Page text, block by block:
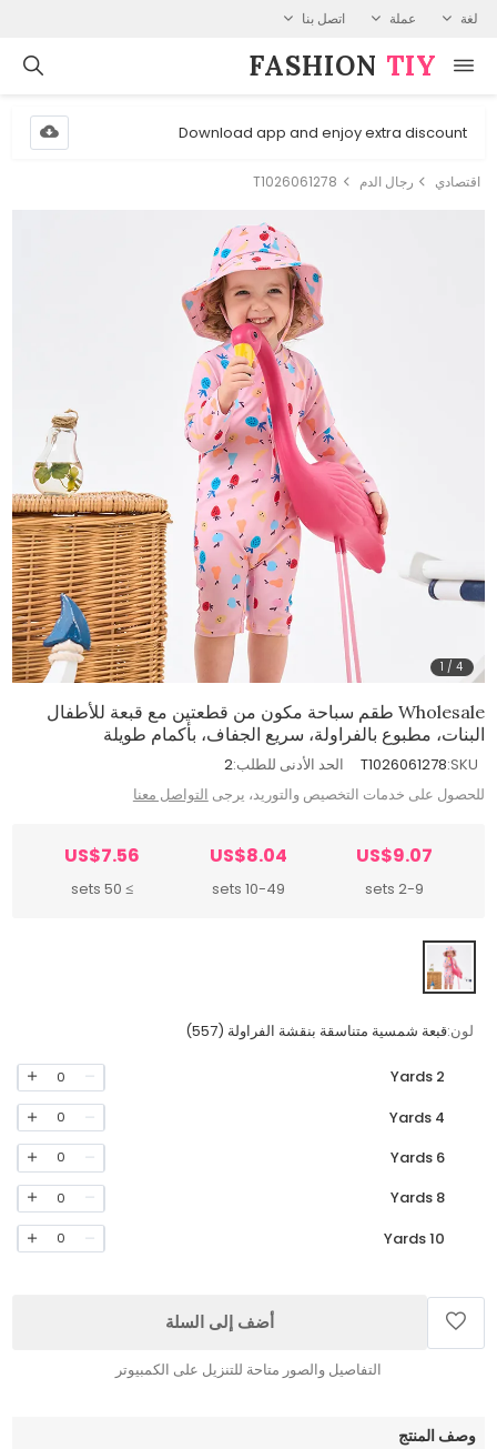
لغة عملة اتصل بنا
FASHION⁠ TIY
Download app and enjoy extra discount
اقتصادي رجال الدم T1026061278
1 /4
Wholesale طقم سباحة مكون من قطعتين مع قبعة للأطفال
البنات، مطبوع بالفراولة، سريع الجفاف، بأكمام طويلة
SKU:
T1026061278 الحد الأدنى للطلب:2
للحصول على خدمات التخصيص والتوريد، يرجى التواصل معنا
US$9.07
2-9 sets
US$8.04
10-49 sets
US$7.56
≥ 50 sets
لون:قبعة شمسية متناسقة بنقشة الفراولة (557)
2 Yards
0
4 Yards
0
6 Yards
0
8 Yards
0
10 Yards
0
أضف إلى السلة
التفاصيل والصور متاحة للتنزيل على الكمبيوتر
وصف المنتج